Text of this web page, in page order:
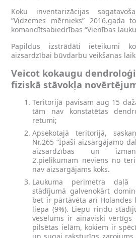
Koku inventarizācijas
“Vidzemes mērnieks” 2016.gada
komandītsabiedrības “Vienības
Papildus izstrādāti ieteikumi
aizsardzībai būvdarbu veikšanas
Veicot kokaugu
fiziskā stāvokļa
Teritorijā pavisam aug 15
tām nav konstatētas
retumi;
Apsekotajā teritorijā,
Nr.265 “Īpaši aizsargājamo
aizsardzības un
2.pielikumam neviens no
nav aizsargājams koks.
Laukuma perimetra
stādījumā galvenokārt
bet ir pārtāvēta arī Holandes
liepa (9%). Liepu rindu
veselums ir ainaviski
pilsētas ielām, kokiem ir